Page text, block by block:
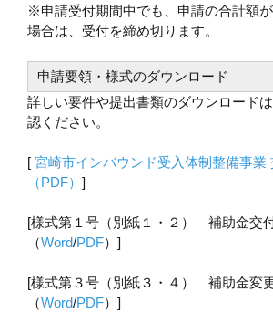
※申請受付期間中でも、申請の合計額
場合は、受付を締め切ります。
申請要領・様式のダウンロード
詳しい要件や提出書類のダウンロード
認ください。
[ 宮崎市インバウンド受入体制整備事業
（PDF） ]
[様式第１号（別紙１・２） 補助金交
（Word/PDF）]
[様式第３号（別紙３・４） 補助金変
（Word/PDF）]